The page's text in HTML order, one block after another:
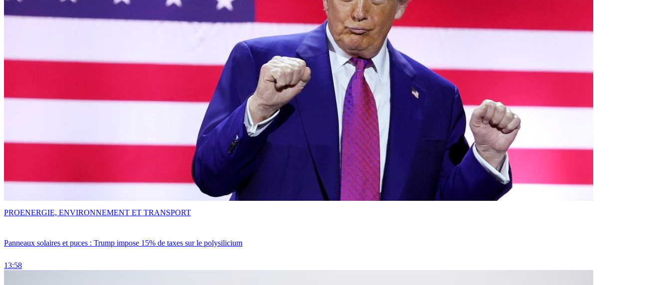
Panneaux solaires et puces : Trump impose 15% de taxes sur le polysilicium
13:58
PROENERGIE, ENVIRONNEMENT ET TRANSPORT